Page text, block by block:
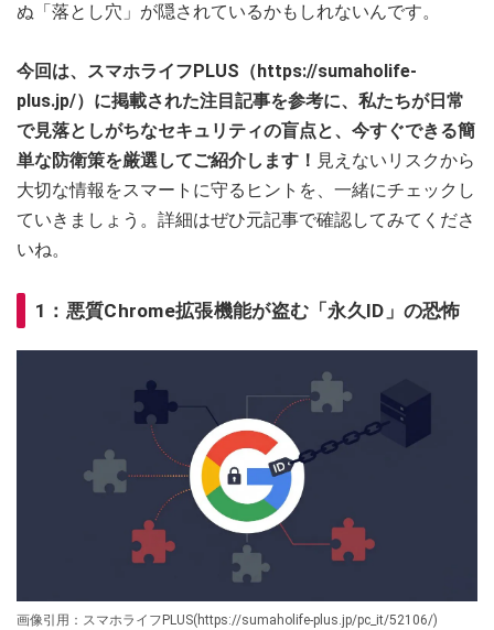
ぬ「落とし穴」が隠されているかもしれないんです。
今回は、スマホライフPLUS（https://sumaholife-
plus.jp/）に掲載された注目記事を参考に、私たちが日常
で見落としがちなセキュリティの盲点と、今すぐできる簡
単な防衛策を厳選してご紹介します！ 見えないリスクから
大切な情報をスマートに守るヒントを、一緒にチェックし
ていきましょう。詳細はぜひ元記事で確認してみてくださ
いね。
1：悪質Chrome拡張機能が盗む「永久ID」の恐怖
画像引用：スマホライフPLUS(https://sumaholife-plus.jp/pc_it/52106/)